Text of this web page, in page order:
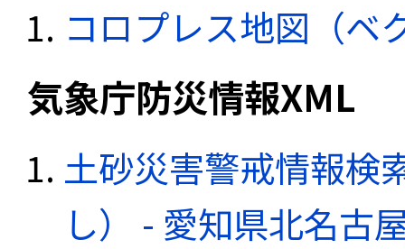
コロプレス地図（ベ
気象庁防災情報XML
土砂災害警戒情報検
し） - 愛知県北名古